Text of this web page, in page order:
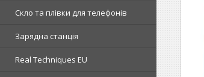
Скло та плівки для телефонів
Зарядна станція
Real Techniques EU